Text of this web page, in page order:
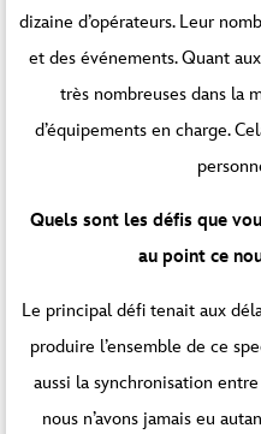
dizaine d’opérateurs. Leur
et des événements. Quant
très nombreuses dans la
d’équipements en charge.
Quels sont les défis que
au point ce
Le principal défi tenait aux
produire l’ensemble de ce
aussi la synchronisation
nous n’avons jamais eu